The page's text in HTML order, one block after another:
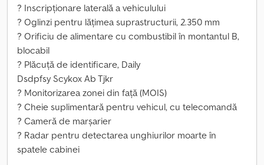
? Inscripționare laterală a vehiculului
? Oglinzi pentru lățimea suprastructurii, 2.350 mm
? Orificiu de alimentare cu combustibil în montantul B,
blocabil
? Plăcuță de identificare, Daily
Dsdpfsy Scykox Ab Tjkr
? Monitorizarea zonei din față (MOIS)
? Cheie suplimentară pentru vehicul, cu telecomandă
? Cameră de marșarier
? Radar pentru detectarea unghiurilor moarte în
spatele cabinei